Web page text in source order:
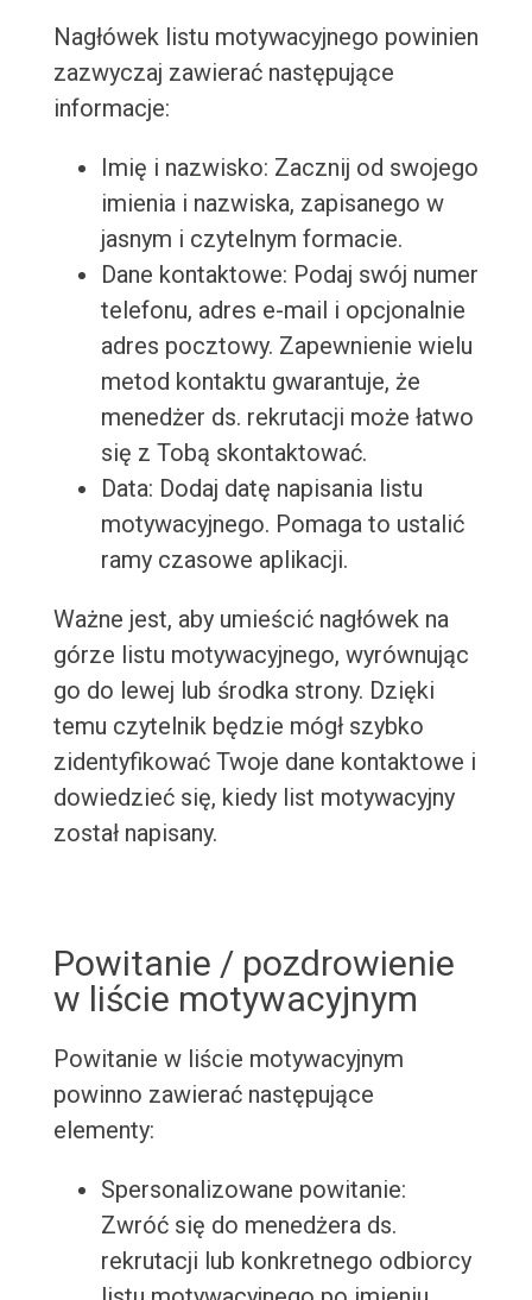
Nagłówek listu motywacyjnego powinien
zazwyczaj zawierać następujące
informacje:
Imię i nazwisko: Zacznij od swojego
imienia i nazwiska, zapisanego w
jasnym i czytelnym formacie.
Dane kontaktowe: Podaj swój numer
telefonu, adres e-mail i opcjonalnie
adres pocztowy. Zapewnienie wielu
metod kontaktu gwarantuje, że
menedżer ds. rekrutacji może łatwo
się z Tobą skontaktować.
Data: Dodaj datę napisania listu
motywacyjnego. Pomaga to ustalić
ramy czasowe aplikacji.
Ważne jest, aby umieścić nagłówek na
górze listu motywacyjnego, wyrównując
go do lewej lub środka strony. Dzięki
temu czytelnik będzie mógł szybko
zidentyfikować Twoje dane kontaktowe i
dowiedzieć się, kiedy list motywacyjny
został napisany.
Powitanie / pozdrowienie
w liście motywacyjnym
Powitanie w liście motywacyjnym
powinno zawierać następujące
elementy:
Spersonalizowane powitanie:
Zwróć się do menedżera ds.
rekrutacji lub konkretnego odbiorcy